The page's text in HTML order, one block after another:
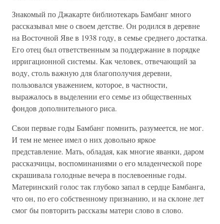
Знакомый по Джакарте библиотекарь Бамбанг много
рассказывал мне о своем детстве. Он родился в деревне
на Восточной Яве в 1938 году, в семье среднего достатка.
Его отец был ответственным за поддержание в порядке
ирригационной системы. Как человек, отвечающий за
воду, столь важную для благополучия деревни,
пользовался уважением, которое, в частности,
выражалось в выделении его семье из общественных
фондов дополнительного риса.
Свои первые годы Бамбанг помнить, разумеется, не мог.
И тем не менее имел о них довольно яркое
представление. Мать, обладая, как многие яванки, даром
рассказчицы, воспоминаниями о его младенческой поре
скрашивала голодные вечера в послевоенные годы.
Материнский голос так глубоко запал в сердце Бамбанга,
что он, по его собственному признанию, и на склоне лет
смог бы повторить рассказы матери слово в слово.